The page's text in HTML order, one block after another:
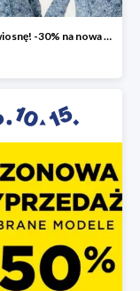
Witamy wiosnę! -30% na nowa kolekcję